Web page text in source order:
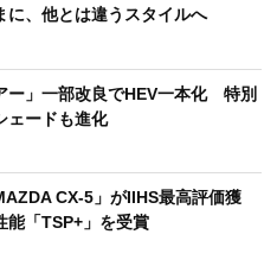
に、他とは違うスタイルへ
ー」一部改良でHEV一本化 特別
ェードも進化
CX-5」がIIHS最高評価獲
「TSP+」を受賞